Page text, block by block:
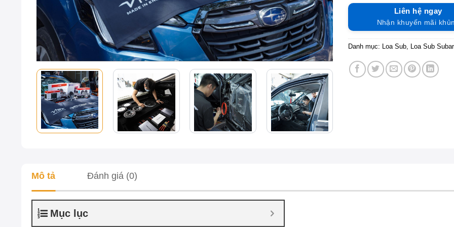
Liên hệ ngay
Nhận khuyến mãi
Danh mục: Loa Sub Loa Sub
Mô tả Đánh giá (0)
Mục lục